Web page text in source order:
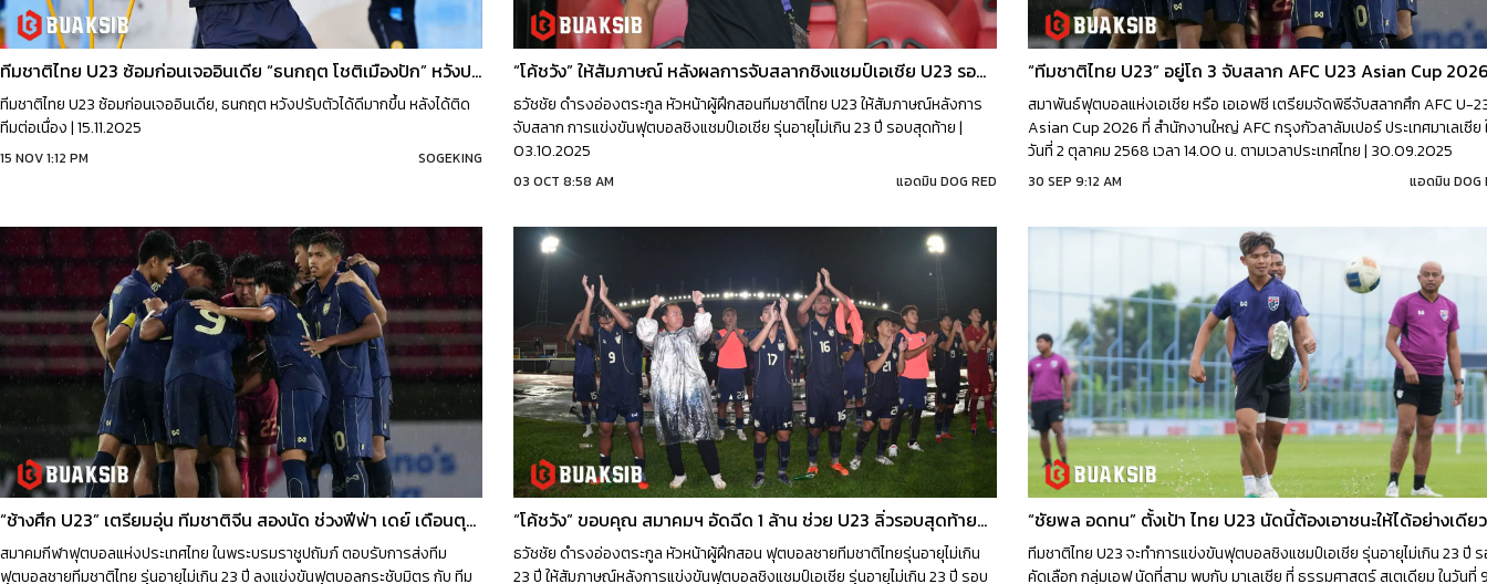
ทีมชาติไทย U23 ซ้อมก่อนเจออินเดีย “ธนกฤต โชติเมืองปัก” หวังปรับตัวได้ดีมากขึ้น
ทีมชาติไทย U23 ซ้อมก่อนเจออินเดีย, ธนกฤต หวังปรับตัวได้ดีมากขึ้น หลังได้ติด
ทีมต่อเนื่อง | 15.11.2025
15 NOV 1:12 PM SOGEKING
“โค้ชวัง” ให้สัมภาษณ์ หลังผลการจับสลากชิงแชมป์เอเชีย U23 รอบสุดท้าย
ธวัชชัย ดำรงอ่องตระกูล หัวหน้าผู้ฝึกสอนทีมชาติไทย U23 ให้สัมภาษณ์หลังการ
จับสลาก การแข่งขันฟุตบอลชิงแชมป์เอเชีย รุ่นอายุไม่เกิน 23 ปี รอบสุดท้าย |
03.10.2025
03 OCT 8:58 AM แอดมิน DOG RED
สมาพันธ์ฟุตบอลแห่งเอเชีย หรือ เอเอฟซี เตรียมจัดพิธีจับสลากศึก AFC U-
Asian Cup 2026 ที่ สำนักงานใหญ่ AFC กรุงกัวลาลัมเปอร์ ประเทศมาเลเซีย
วันที่ 2 ตุลาคม 2568 เวลา 14.00 น. ตามเวลาประเทศไทย | 30.09.2025
30 SEP 9:12 AM แอดมิน DOG
“ช้างศึก U23” เตรียมอุ่น ทีมชาติจีน สองนัด ช่วงฟีฟ่า เดย์ เดือนตุลาคม
สมาคมกีฬาฟุตบอลแห่งประเทศไทย ในพระบรมราชูปถัมภ์ ตอบรับการส่งทีม
ฟุตบอลชายทีมชาติไทย รุ่นอายุไม่เกิน 23 ปี ลงแข่งขันฟุตบอลกระชับมิตร กับ ทีม
“โค้ชวัง” ขอบคุณ สมาคมฯ อัดฉีด 1 ล้าน ช่วย U23 ลิ่วรอบสุดท้ายชิงแชมป์เอเชีย
ธวัชชัย ดำรงอ่องตระกูล หัวหน้าผู้ฝึกสอน ฟุตบอลชายทีมชาติไทยรุ่นอายุไม่เกิน
23 ปี ให้สัมภาษณ์หลังการแข่งขันฟุตบอลชิงแชมป์เอเชีย รุ่นอายุไม่เกิน 23 ปี รอบ
“ชัยพล อดทน” ตั้งเป้า ไทย U23 นัดนี้ต้องเอาชนะให้ได้อย่างเดียว
ทีมชาติไทย U23 จะทำการแข่งขันฟุตบอลชิงแชมป์เอเชีย รุ่นอายุไม่เกิน 23 ปี
คัดเลือก กลุ่มเอฟ นัดที่สาม พบกับ มาเลเซีย ที่ ธรรมศาสตร์ สเตเดียม ในวันที่